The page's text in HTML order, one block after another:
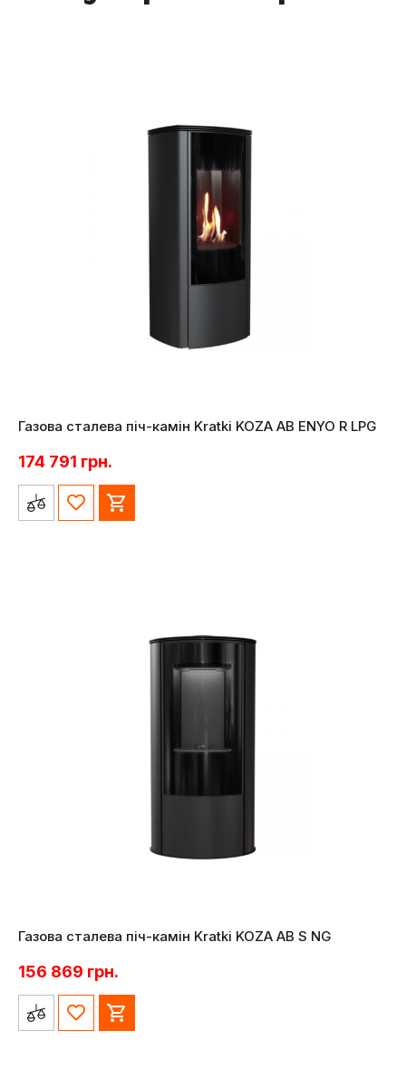
Газова сталева піч-камін Kratki KOZA AB ENYO R LPG
174 791 грн.
Газова сталева піч-камін Kratki KOZA AB S NG
156 869 грн.